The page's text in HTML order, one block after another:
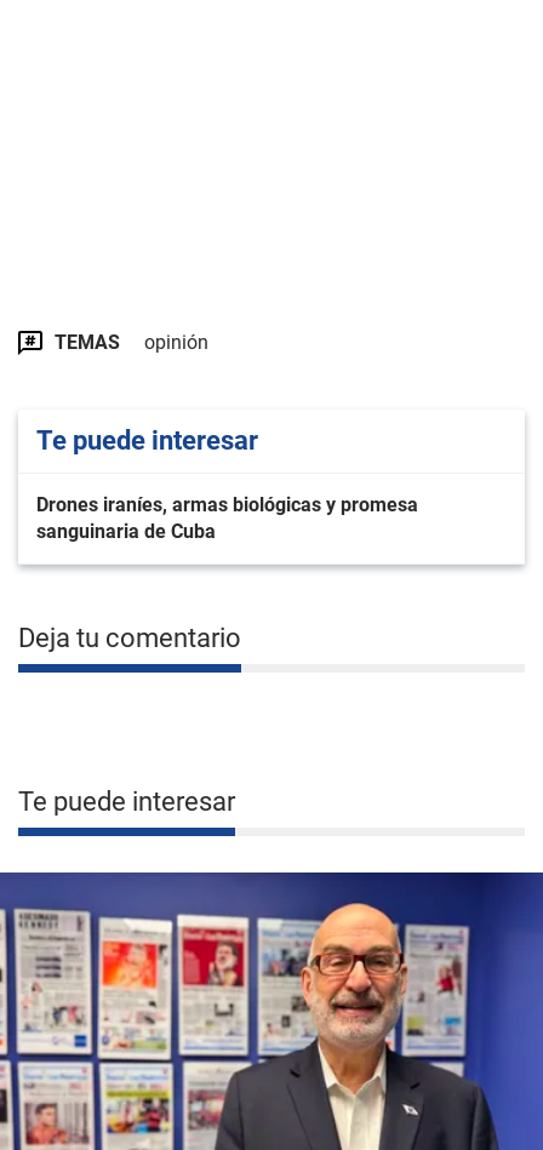
TEMAS opinión
Te puede interesar
Drones iraníes, armas biológicas y promesa
sanguinaria de Cuba
Deja tu comentario
Te puede interesar